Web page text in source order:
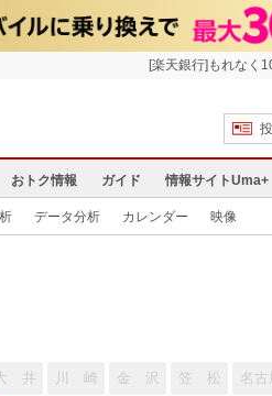
[楽天銀行]もれなく
おトク情報 ガイド 情報サイトUma+
データ分析 カレンダー 映像
井 川 崎 金 沢 笠 松 名古